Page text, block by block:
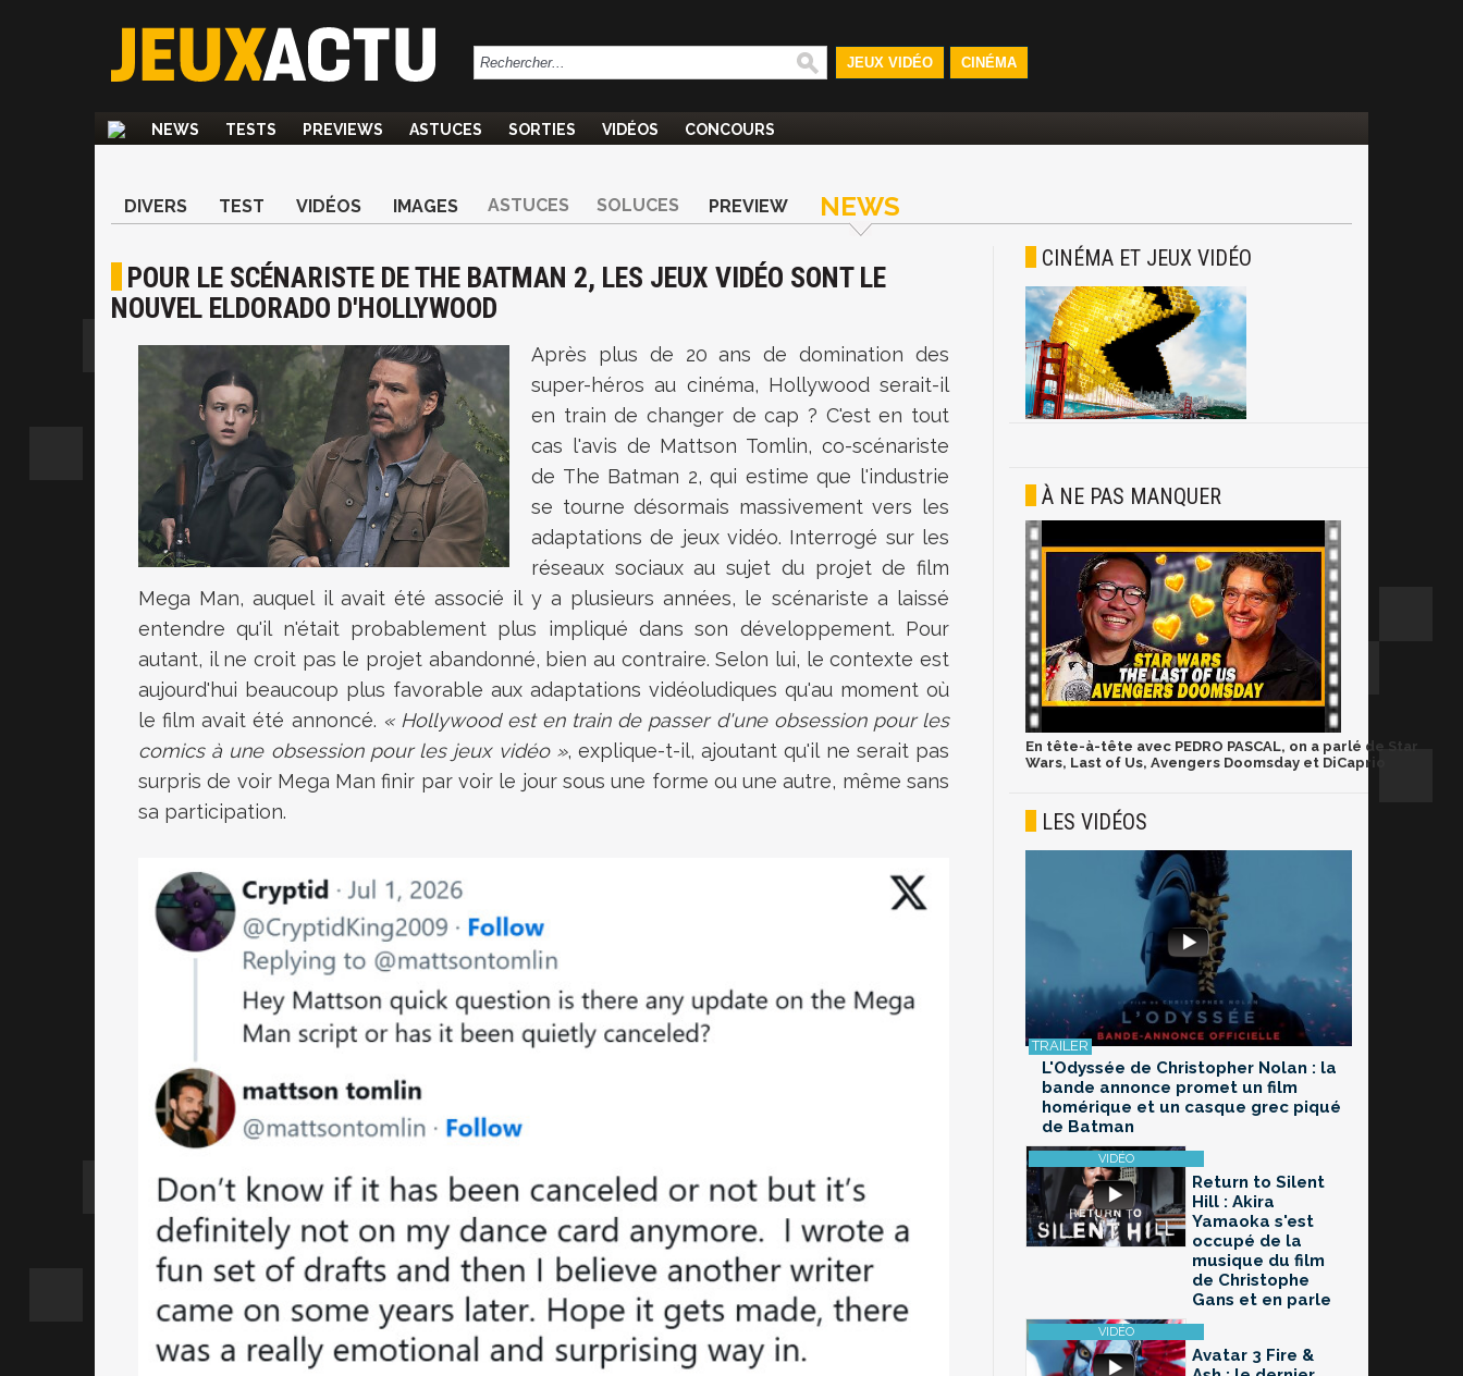
JEUX VIDÉO CINÉMA
NEWS TESTS PREVIEWS ASTUCES SORTIES VIDÉOS CONCOURS
DIVERS TEST VIDÉOS IMAGES ASTUCES SOLUCES PREVIEW NEWS
POUR LE SCÉNARISTE DE THE BATMAN 2, LES JEUX VIDÉO SONT LE
NOUVEL ELDORADO D'HOLLYWOOD
Après plus de 20 ans de domination des
super-héros au cinéma, Hollywood serait-il
en train de changer de cap ? C'est en tout
cas l'avis de Mattson Tomlin, co-scénariste
de The Batman 2, qui estime que l'industrie
se tourne désormais massivement vers les
adaptations de jeux vidéo. Interrogé sur les
réseaux sociaux au sujet du projet de film
Mega Man, auquel il avait été associé il y a plusieurs années, le scénariste a laissé
entendre qu'il n'était probablement plus impliqué dans son développement. Pour
autant, il ne croit pas le projet abandonné, bien au contraire. Selon lui, le contexte est
aujourd'hui beaucoup plus favorable aux adaptations vidéoludiques qu'au moment où
le film avait été annoncé. « Hollywood est en train de passer d'une obsession pour les
comics à une obsession pour les jeux vidéo », explique-t-il, ajoutant qu'il ne serait pas
surpris de voir Mega Man finir par voir le jour sous une forme ou une autre, même sans
sa participation.
CINÉMA ET JEUX VIDÉO
À NE PAS MANQUER
En tête-à-tête avec PEDRO PASCAL, on a parlé de Star
Wars, Last of Us, Avengers Doomsday et DiCaprio
LES VIDÉOS
L'Odyssée de Christopher Nolan : la
bande annonce promet un film
homérique et un casque grec piqué
de Batman
Return to Silent
Hill : Akira
Yamaoka s'est
occupé de la
musique du film
de Christophe
Gans et en parle
Avatar 3 Fire &